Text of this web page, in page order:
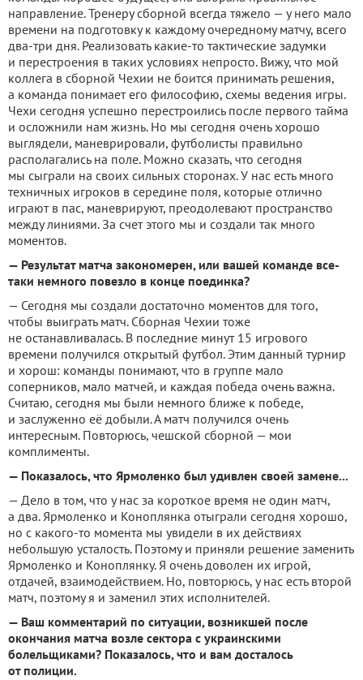
направление. Тренеру сборной всегда тяжело — у него мало
времени на подготовку к каждому очередному матчу, всего
два-три дня. Реализовать какие-то тактические задумки
и перестроения в таких условиях непросто. Вижу, что мой
коллега в сборной Чехии не боится принимать решения,
а команда понимает его философию, схемы ведения игры.
Чехи сегодня успешно перестроились после первого тайма
и осложнили нам жизнь. Но мы сегодня очень хорошо
выглядели, маневрировали, футболисты правильно
располагались на поле. Можно сказать, что сегодня
мы сыграли на своих сильных сторонах. У нас есть много
техничных игроков в середине поля, которые отлично
играют в пас, маневрируют, преодолевают пространство
между линиями. За счет этого мы и создали так много
моментов.
— Результат матча закономерен, или вашей команде все-
таки немного повезло в конце поединка?
— Сегодня мы создали достаточно моментов для того,
чтобы выиграть матч. Сборная Чехии тоже
не останавливалась. В последние минут 15 игрового
времени получился открытый футбол. Этим данный турнир
и хорош: команды понимают, что в группе мало
соперников, мало матчей, и каждая победа очень важна.
Считаю, сегодня мы были немного ближе к победе,
и заслуженно её добыли. А матч получился очень
интересным. Повторюсь, чешской сборной — мои
комплименты.
— Показалось, что Ярмоленко был удивлен своей замене...
— Дело в том, что у нас за короткое время не один матч,
а два. Ярмоленко и Коноплянка отыграли сегодня хорошо,
но с какого-то момента мы увидели в их действиях
небольшую усталость. Поэтому и приняли решение заменить
Ярмоленко и Коноплянку. Я очень доволен их игрой,
отдачей, взаимодействием. Но, повторюсь, у нас есть второй
матч, поэтому я и заменил этих исполнителей.
— Ваш комментарий по ситуации, возникшей после
окончания матча возле сектора с украинскими
болельщиками? Показалось, что и вам досталось
от полиции.